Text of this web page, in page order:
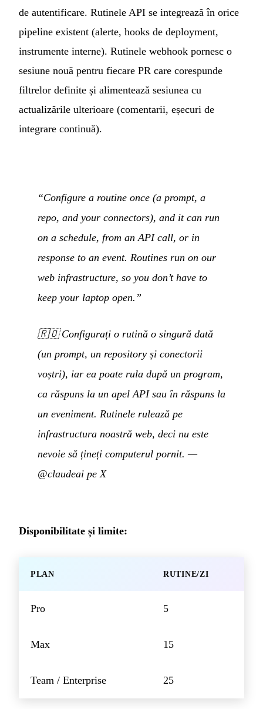
de autentificare. Rutinele API se integrează în orice
pipeline existent (alerte, hooks de deployment,
instrumente interne). Rutinele webhook pornesc o
sesiune nouă pentru fiecare PR care corespunde
filtrelor definite și alimentează sesiunea cu
actualizările ulterioare (comentarii, eșecuri de
integrare continuă).
“Configure a routine once (a prompt, a
repo, and your connectors), and it can run
on a schedule, from an API call, or in
response to an event. Routines run on our
web infrastructure, so you don’t have to
keep your laptop open.”
🇷🇴Configurați o rutină o singură dată
(un prompt, un repository și conectorii
voștri), iar ea poate rula după un program,
ca răspuns la un apel API sau în răspuns la
un eveniment. Rutinele rulează pe
infrastructura noastră web, deci nu este
nevoie să țineți computerul pornit. —
@claudeai pe X
Disponibilitate și limite:
PLAN RUTINE/ZI
Pro 5
Max 15
Team / Enterprise 25